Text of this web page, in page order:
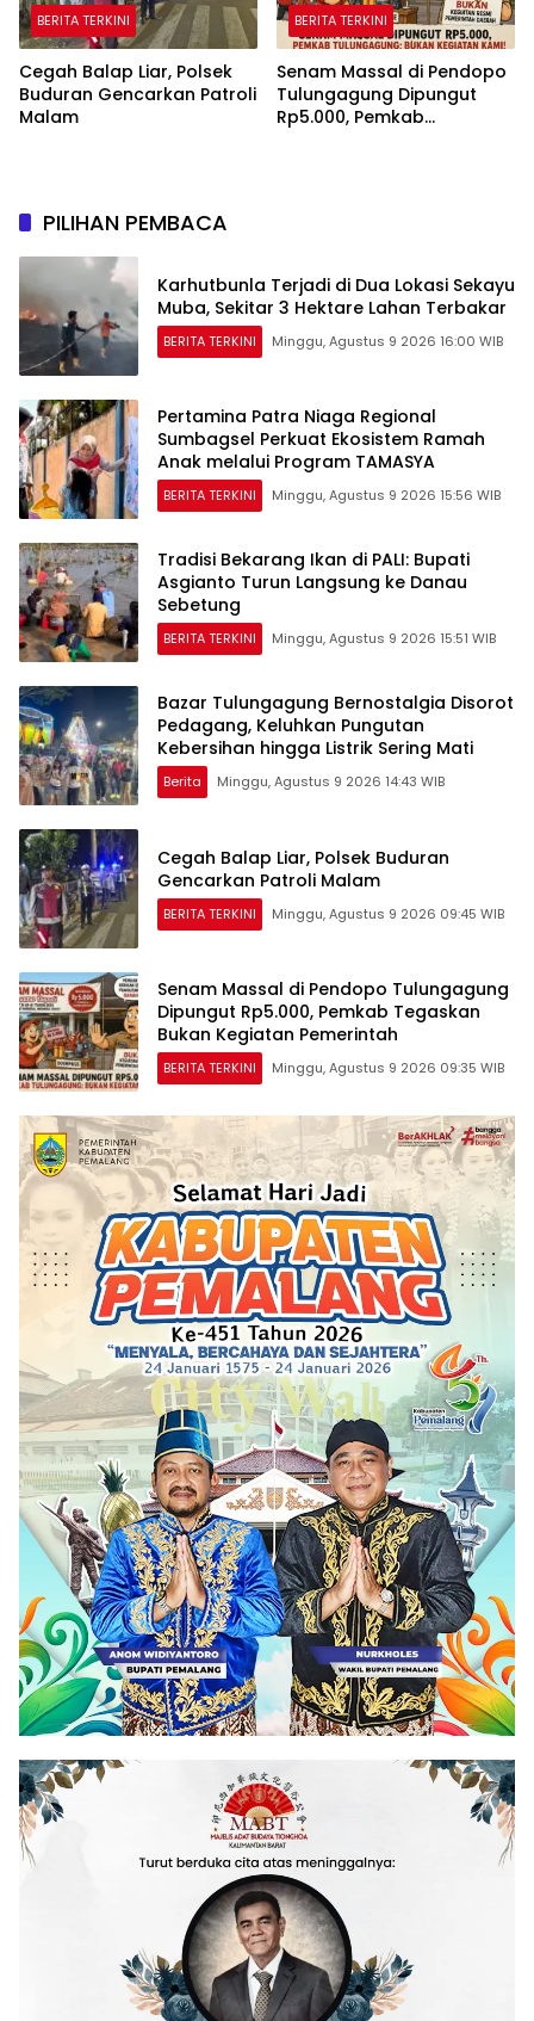
BERITA TERKINI
Cegah Balap Liar, Polsek
Buduran Gencarkan Patroli
Malam
BERITA TERKINI
Senam Massal di Pendopo
Tulungagung Dipungut
Rp5.000, Pemkab
PILIHAN PEMBACA
Karhutbunla Terjadi di Dua Lokasi Sekayu
Muba, Sekitar 3 Hektare Lahan Terbakar
BERITA TERKINI Minggu, Agustus 9 2026 16:00 WIB
Pertamina Patra Niaga Regional
Sumbagsel Perkuat Ekosistem Ramah
Anak melalui Program TAMASYA
BERITA TERKINI Minggu, Agustus 9 2026 15:56 WIB
Tradisi Bekarang Ikan di PALI: Bupati
Asgianto Turun Langsung ke Danau
Sebetung
BERITA TERKINI Minggu, Agustus 9 2026 15:51 WIB
Bazar Tulungagung Bernostalgia Disorot
Pedagang, Keluhkan Pungutan
Kebersihan hingga Listrik Sering Mati
Berita Minggu, Agustus 9 2026 14:43 WIB
Cegah Balap Liar, Polsek Buduran
Gencarkan Patroli Malam
BERITA TERKINI Minggu, Agustus 9 2026 09:45 WIB
Senam Massal di Pendopo Tulungagung
Dipungut Rp5.000, Pemkab Tegaskan
Bukan Kegiatan Pemerintah
BERITA TERKINI Minggu, Agustus 9 2026 09:35 WIB